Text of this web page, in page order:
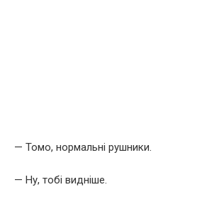
— Томо, нормальні рушники.
— Ну, тобі видніше.